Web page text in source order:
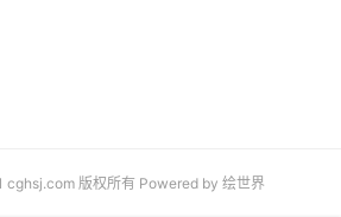
版权所有 Powered by 绘世界